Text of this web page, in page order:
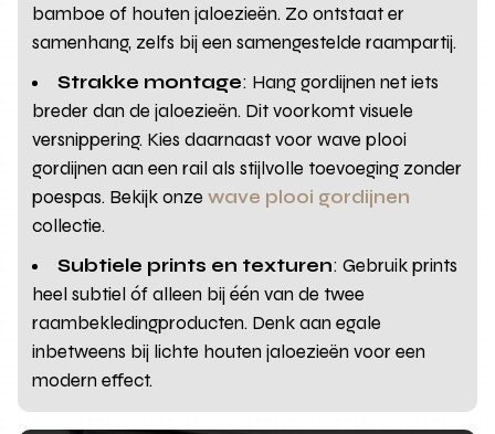
bamboe of houten jaloezieën. Zo ontstaat er
samenhang, zelfs bij een samengestelde raampartij.
Strakke montage: Hang gordijnen net iets
breder dan de jaloezieën. Dit voorkomt visuele
versnippering. Kies daarnaast voor wave plooi
gordijnen aan een rail als stijlvolle toevoeging zonder
poespas. Bekijk onzewave plooi gordijnen
collectie.
Subtiele prints en texturen: Gebruik prints
heel subtiel óf alleen bij één van de twee
raambekledingproducten. Denk aan egale
inbetweens bij lichte houten jaloezieën voor een
modern effect.